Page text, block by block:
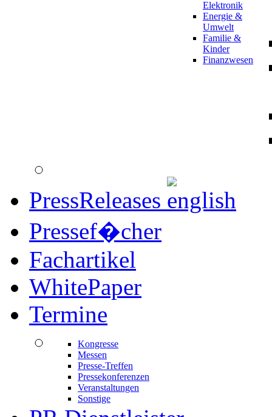
Elektronik
Energie &
Umwelt
Familie &
Kinder
Finanzwesen
PressReleases
Pressef�cher
Fachartikel
WhitePaper
Termine
Kongresse
Messen
Presse-Treffen
Pressekonferenzen
Veranstaltungen
Sonstige